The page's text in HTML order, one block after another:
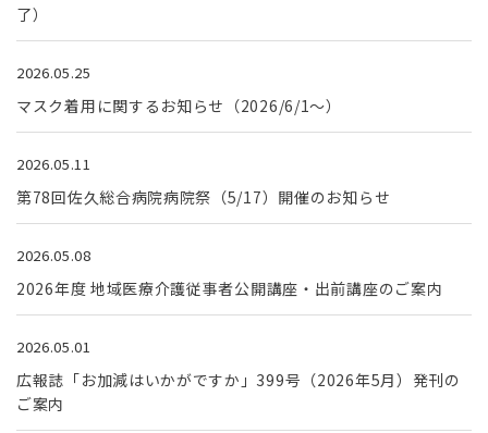
了）
2026.05.25
マスク着用に関するお知らせ（2026/6/1～）
2026.05.11
第78回佐久総合病院病院祭（5/17）開催のお知らせ
2026.05.08
2026年度 地域医療介護従事者公開講座・出前講座のご案内
2026.05.01
広報誌「お加減はいかがですか」399号（2026年5月）発刊の
ご案内